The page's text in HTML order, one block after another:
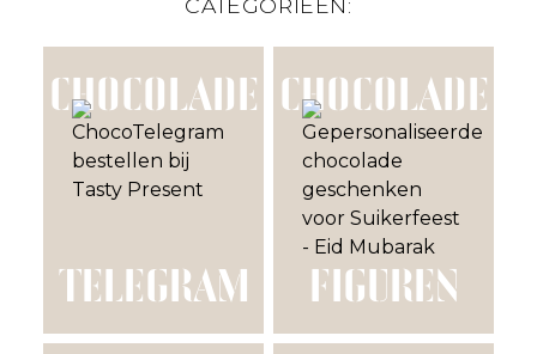
CATEGORIEËN:
CHOCOLADE
TELEGRAM
CHOCOLADE
FIGUREN